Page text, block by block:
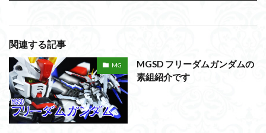
関連する記事
MG
MGSD フリーダムガンダムの
素組紹介です